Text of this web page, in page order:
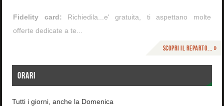
Fidelity card: Richiedila...e' gratuita, ti aspettano molte
offerte dedicate a te...
Scopri il reparto... »
ORARI
Tutti i giorni, anche la Domenica